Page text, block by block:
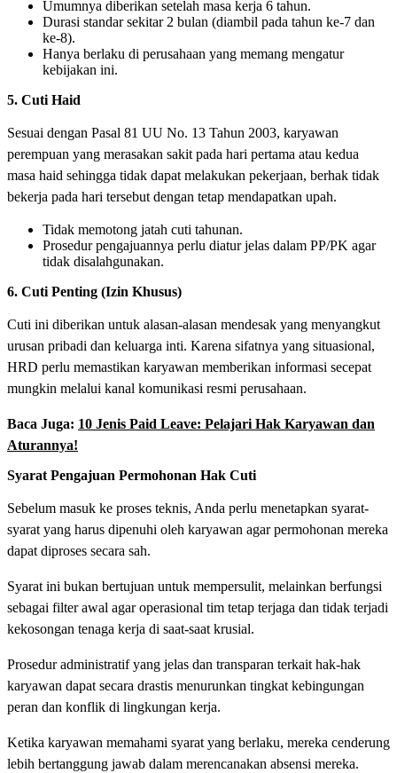
Umumnya diberikan setelah masa kerja 6 tahun.
Durasi standar sekitar 2 bulan (diambil pada tahun ke-7 dan
ke-8).
Hanya berlaku di perusahaan yang memang mengatur
kebijakan ini.
5. Cuti Haid
Sesuai dengan Pasal 81 UU No. 13 Tahun 2003, karyawan
perempuan yang merasakan sakit pada hari pertama atau kedua
masa haid sehingga tidak dapat melakukan pekerjaan, berhak tidak
bekerja pada hari tersebut dengan tetap mendapatkan upah.
Tidak memotong jatah cuti tahunan.
Prosedur pengajuannya perlu diatur jelas dalam PP/PK agar
tidak disalahgunakan.
6. Cuti Penting (Izin Khusus)
Cuti ini diberikan untuk alasan-alasan mendesak yang menyangkut
urusan pribadi dan keluarga inti. Karena sifatnya yang situasional,
HRD perlu memastikan karyawan memberikan informasi secepat
mungkin melalui kanal komunikasi resmi perusahaan.
Baca Juga: 10 Jenis Paid Leave: Pelajari Hak Karyawan dan
Aturannya!
Syarat Pengajuan Permohonan Hak Cuti
Sebelum masuk ke proses teknis, Anda perlu menetapkan syarat-
syarat yang harus dipenuhi oleh karyawan agar permohonan mereka
dapat diproses secara sah.
Syarat ini bukan bertujuan untuk mempersulit, melainkan berfungsi
sebagai filter awal agar operasional tim tetap terjaga dan tidak terjadi
kekosongan tenaga kerja di saat-saat krusial.
Prosedur administratif yang jelas dan transparan terkait hak-hak
karyawan dapat secara drastis menurunkan tingkat kebingungan
peran dan konflik di lingkungan kerja.
Ketika karyawan memahami syarat yang berlaku, mereka cenderung
lebih bertanggung jawab dalam merencanakan absensi mereka.